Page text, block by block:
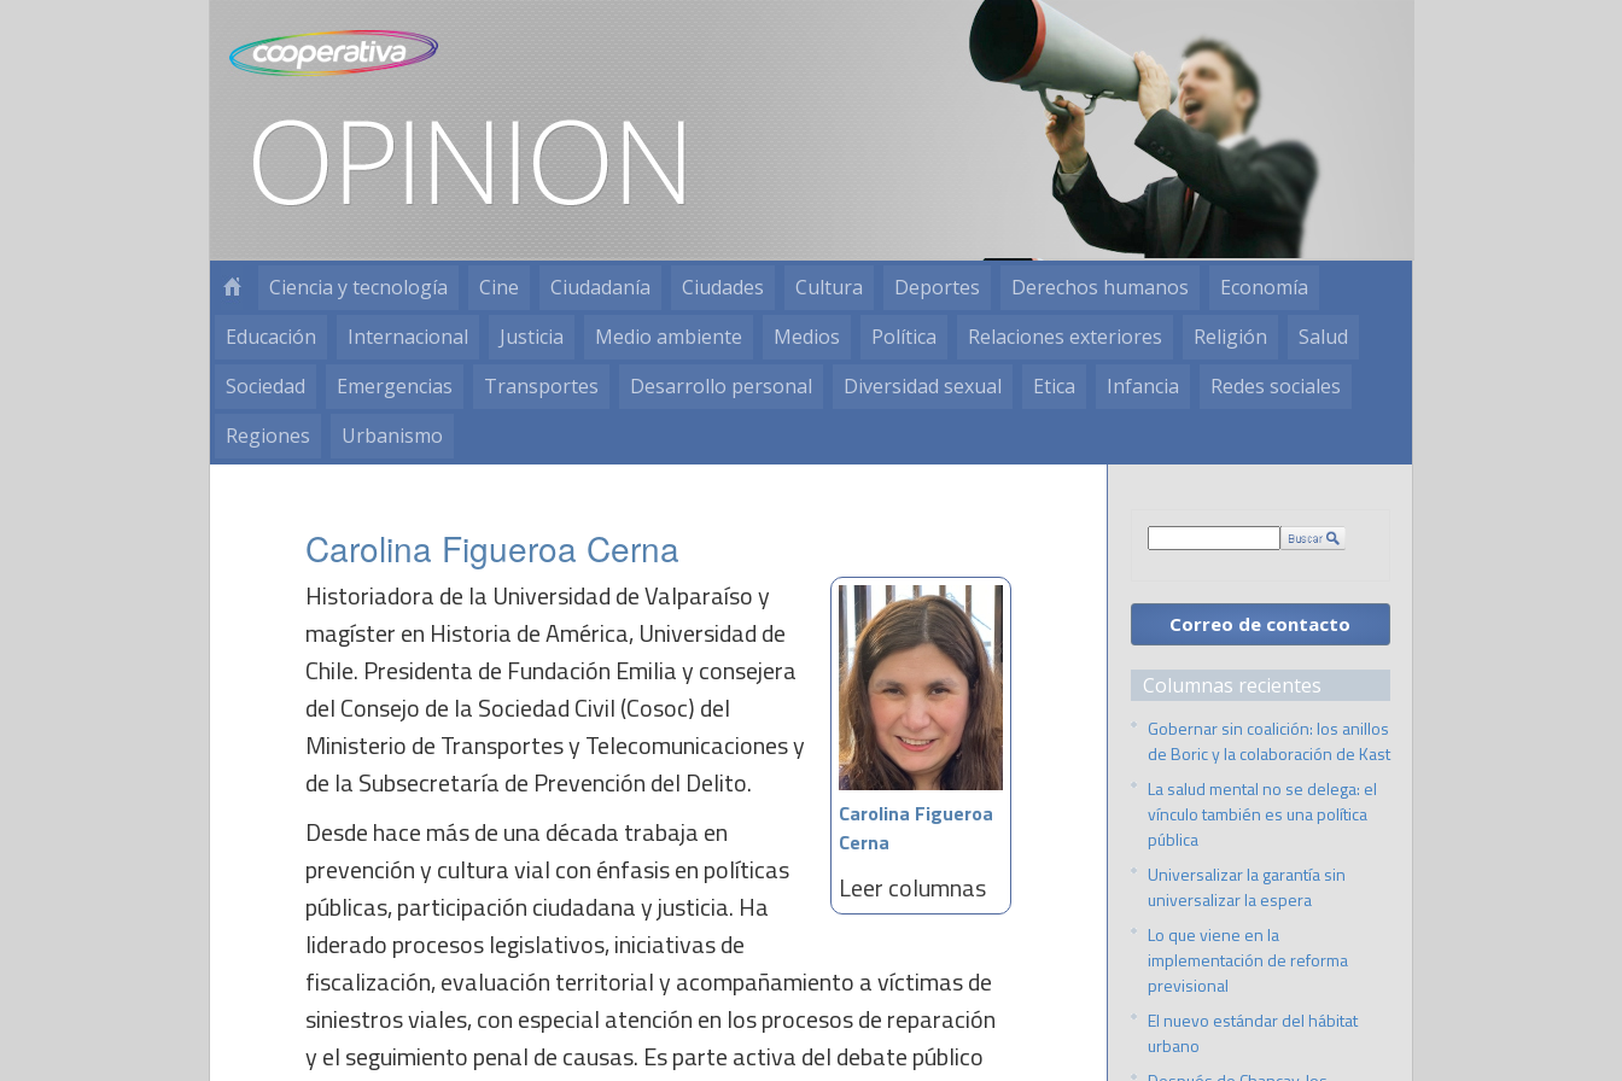
Ciencia y tecnología Cine Ciudadanía Ciudades Cultura Deportes Derechos humanos
Economía
Educación
Internacional Justicia Medio ambiente Medios Política Relaciones exteriores Religión
Salud
Sociedad
Emergencias Transportes Desarrollo personal Diversidad sexual Etica Infancia
Redes sociales
Regiones
Urbanismo
Carolina Figueroa Cerna
Carolina Figueroa
Cerna
Leer columnas
Historiadora de la Universidad de Valparaíso y
magíster en Historia de América, Universidad de
Chile. Presidenta de Fundación Emilia y consejera
del Consejo de la Sociedad Civil (Cosoc) del
Ministerio de Transportes y Telecomunicaciones y
de la Subsecretaría de Prevención del Delito.
Desde hace más de una década trabaja en
prevención y cultura vial con énfasis en políticas
públicas, participación ciudadana y justicia. Ha
liderado procesos legislativos, iniciativas de
fiscalización, evaluación territorial y acompañamiento a víctimas de
siniestros viales, con especial atención en los procesos de reparación
y el seguimiento penal de causas. Es parte activa del debate público
Correo de contacto
Columnas recientes
Gobernar sin coalición: los anillos
de Boric y la colaboración de Kast
La salud mental no se delega: el
vínculo también es una política
pública
Universalizar la garantía sin
universalizar la espera
Lo que viene en la
implementación de reforma
previsional
El nuevo estándar del hábitat
urbano